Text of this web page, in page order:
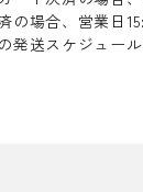
の場合、営業日
発送スケジュー